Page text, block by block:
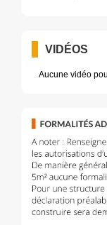
VIDÉOS
Aucune vidéo